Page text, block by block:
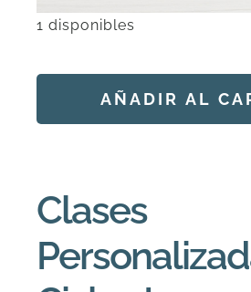
ACERCA
1 disponibles
AÑADIR AL
Clases